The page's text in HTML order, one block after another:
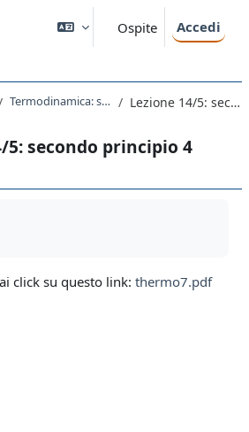
Ospite Accedi
Termodinamica: secondo principio Lezione 14/5: secondo principio 4
5: secondo principio 4
click su questo link: thermo7.pdf